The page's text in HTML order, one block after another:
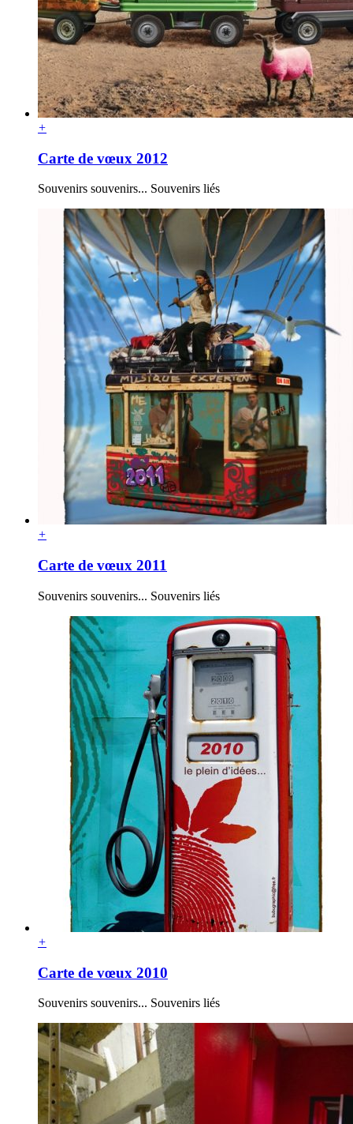
+
Carte de vœux 2012
Souvenirs souvenirs... Souvenirs liés
+
Carte de vœux 2011
Souvenirs souvenirs... Souvenirs liés
+
Carte de vœux 2010
Souvenirs souvenirs... Souvenirs liés